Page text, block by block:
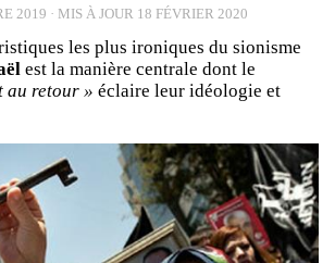
2019 · MIS À JOUR 18 FÉVRIER 2020
les plus ironiques du sionisme
est la manière centrale dont le
au retour » éclaire leur idéologie et